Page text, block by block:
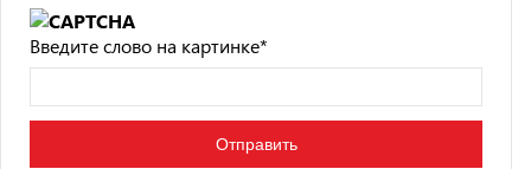
Введите слово на картинке*